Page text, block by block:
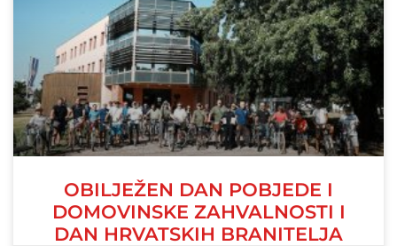
OBILJEŽEN DAN POBJEDE I
DOMOVINSKE ZAHVALNOSTI I
DAN HRVATSKIH BRANITELJA